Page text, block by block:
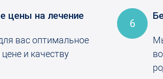
цены на лечение
вас оптимальное
и качеству
6